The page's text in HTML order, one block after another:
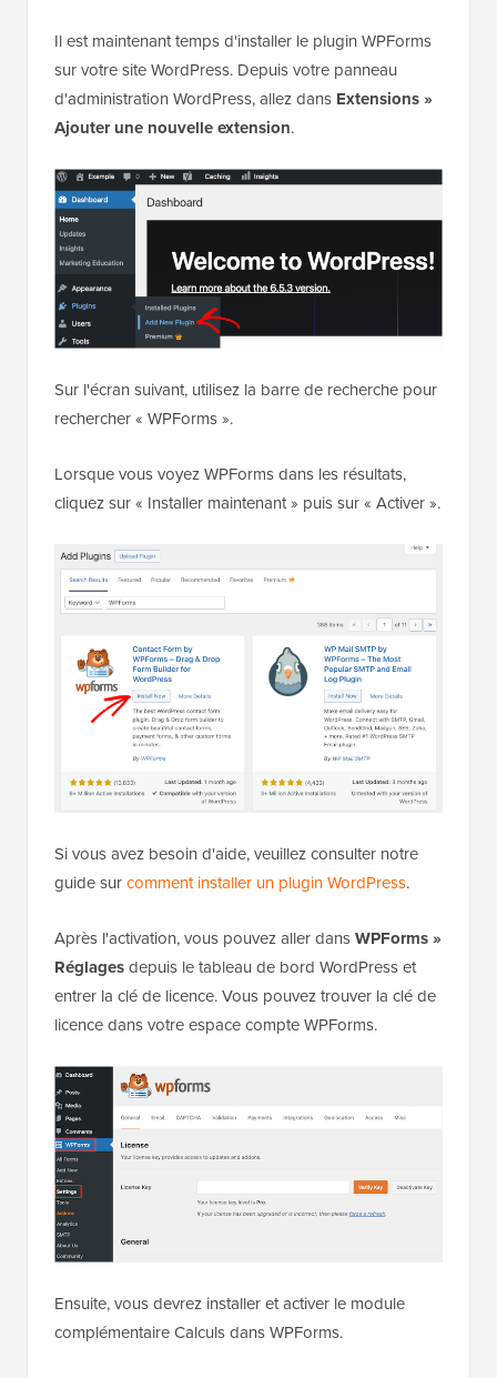
Il est maintenant temps d'installer le plugin WPForms
sur votre site WordPress. Depuis votre panneau
d'administration WordPress, allez dans Extensions »
Ajouter une nouvelle extension.
Sur l'écran suivant, utilisez la barre de recherche pour
rechercher « WPForms ».
Lorsque vous voyez WPForms dans les résultats,
cliquez sur « Installer maintenant » puis sur « Activer ».
Si vous avez besoin d'aide, veuillez consulter notre
guide surcomment installer un plugin WordPress.
Après l'activation, vous pouvez aller dansWPForms »
Réglagesdepuis le tableau de bord WordPress et
entrer la clé de licence. Vous pouvez trouver la clé de
licence dans votre espace compte WPForms.
Ensuite, vous devrez installer et activer le module
complémentaire Calculs dans WPForms.